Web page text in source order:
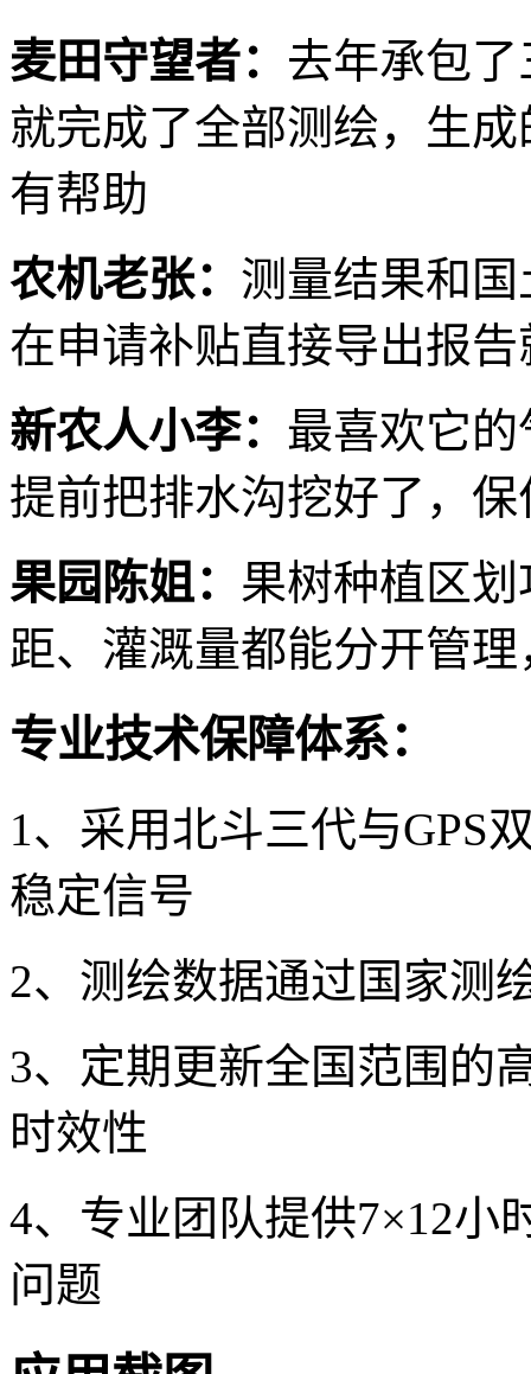
麦田守望者： 去年承包
就完成了全部测绘，生
有帮助
农机老张： 测量结果和
在申请补贴直接导出报
新农人小李： 最喜欢它
提前把排水沟挖好了，
果园陈姐： 果树种植区
距、灌溉量都能分开管
专业技术保障体系：
1、采用北斗三代与GPS
稳定信号
2、测绘数据通过国家测
3、定期更新全国范围的
时效性
4、专业团队提供7×12小
问题